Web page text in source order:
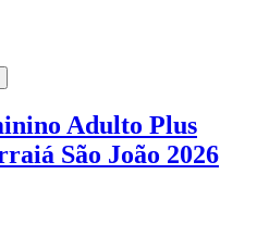
Adulto Plus
São João 2026